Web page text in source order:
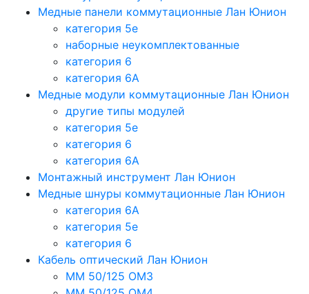
Медные панели коммутационные Лан Юнион
категория 5e
наборные неукомплектованные
категория 6
категория 6A
Медные модули коммутационные Лан Юнион
другие типы модулей
категория 5е
категория 6
категория 6A
Монтажный инструмент Лан Юнион
Медные шнуры коммутационные Лан Юнион
категория 6A
категория 5e
категория 6
Кабель оптический Лан Юнион
MM 50/125 OM3